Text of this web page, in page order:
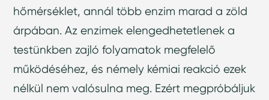
hőmérséklet, annál több enzim marad a zöld
árpában. Az enzimek elengedhetetlenek a
testünkben zajló folyamatok megfelelő
működéséhez, és némely kémiai reakció ezek
nélkül nem valósulna meg. Ezért megpróbáljuk